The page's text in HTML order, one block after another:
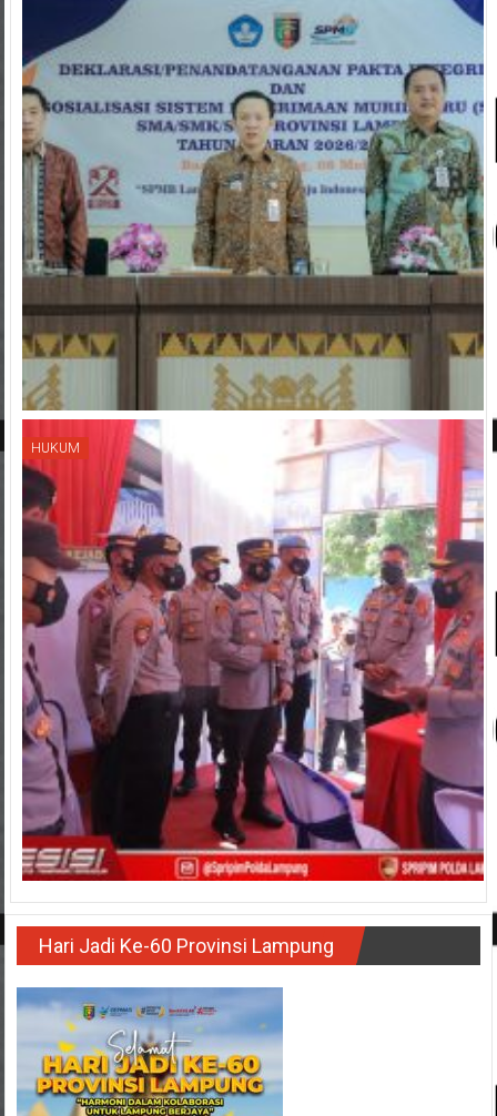
HUKUM
Hari Jadi Ke-60 Provinsi Lampung